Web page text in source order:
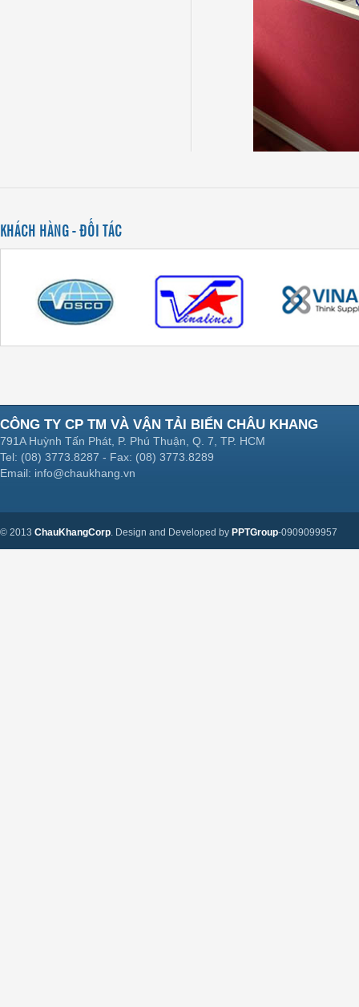
KHÁCH HÀNG - ĐỐI TÁC
CÔNG TY CP TM VÀ VẬN TẢI BIỂN CHÂU KHANG
791A Huỳnh Tấn Phát, P. Phú Thuận, Q. 7, TP. HCM
Tel: (08) 3773.8287 - Fax: (08) 3773.8289
Email: info@chaukhang.vn
© 2013 ChauKhangCorp. Design and Developed by PPTGroup-0909099957